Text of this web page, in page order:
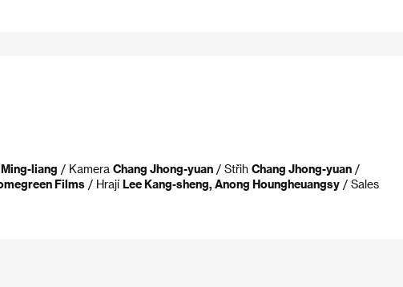
liang / Kamera Chang Jhong-yuan / Střih Chang Jhong-yuan /
Films / Hrají Lee Kang-sheng, Anong Houngheuangsy / Sales